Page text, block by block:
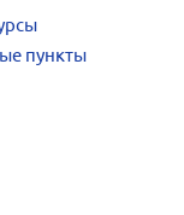
пункты